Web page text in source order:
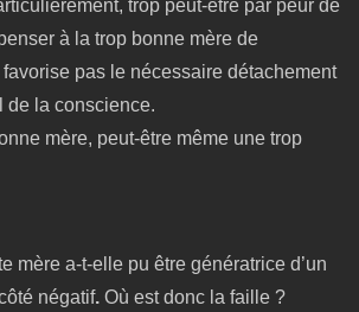
trop peut-être par peur de
à la trop bonne mère de
pas le nécessaire détachement
de la conscience.
mère, peut-être même une trop
mère a-t-elle pu être génératrice d’un
négatif. Où est donc la faille ?